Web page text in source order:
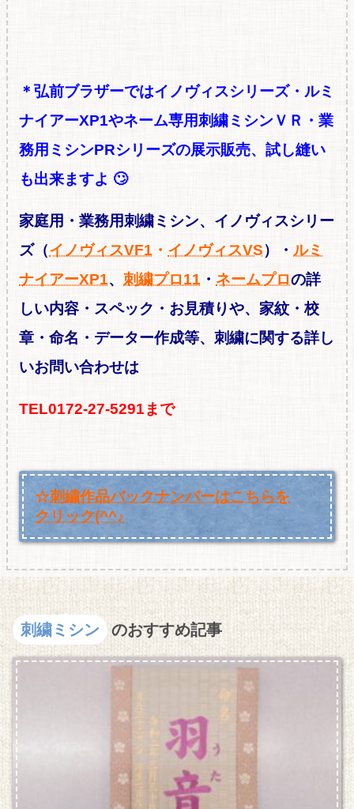
＊弘前ブラザーではイノヴィスシリーズ・ルミ
ナイアーXP1やネーム専用刺繍ミシンＶＲ・業
務用ミシンPRシリーズの展示販売、試し縫い
も出来ますよ 🙄
家庭用・業務用刺繍ミシン、イノヴィスシリー
ズ（イノヴィスVF1 ・ イノヴィスVS）・ ルミ
ナイアーXP1、 刺繍プロ11 ・ ネームプロの詳
しい内容・スペック・お見積りや、 家紋・校
章・命名・データー作成等、刺繍に関する詳し
いお問い合わせは
TEL0172-27-5291まで
☆刺繍作品バックナンバーはこちらを
クリック(^^♪
刺繍ミシン のおすすめ記事